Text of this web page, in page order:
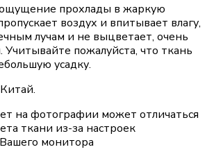
прохлады в жаркую
воздух и впитывает влагу,
лучам и не выцветает, очень
Учитывайте пожалуйста, что ткань
усадку.
на фотографии может отличаться
ткани из-за настроек
монитора